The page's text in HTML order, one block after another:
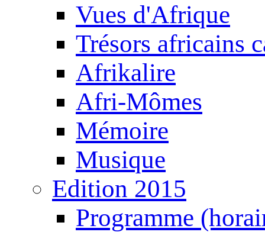
Vues d'Afrique
Trésors africains
Afrikalire
Afri-Mômes
Mémoire
Musique
Edition 2015
Programme